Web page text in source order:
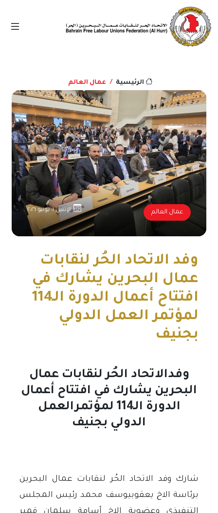
الرئيسية عمال العالم
عمال العالم الإثنين ٠١ يونيو ٢٠٢٦
وفد الاتحاد الحُر لنقابات
عمال البحرين يشارك في
افتتاح أعمال الدورة الـ114
لمؤتمر العمل الدولي
بجنيف
وفدالاتحاد الحُر لنقابات عمال
البحرين يشارك في افتتاح أعمال
الدورة الـ114 لمؤتمرالعمل
الدولي بجنيف
شارك وفد الاتحاد الحُر لنقابات عمال البحرين
برئاسة الاخ يعقوبيوسف محمد رئيس المجلس